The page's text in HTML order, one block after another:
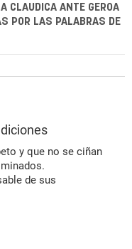
CLAUDICA ANTE GEROA
POR LAS PALABRAS DE
y que no se ciñan
de sus